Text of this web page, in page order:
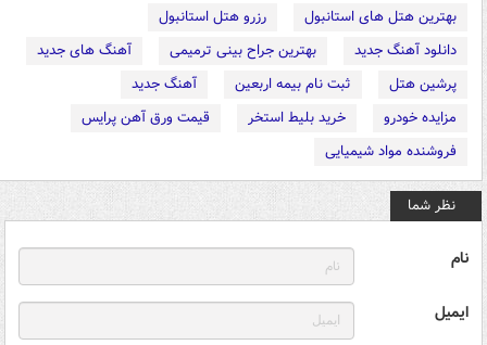
بهترین هتل های استانبول
رزرو هتل استانبول
دانلود آهنگ جدید
بهترین جراح بینی ترمیمی
آهنگ های جدید
پرشین هتل
ثبت نام بیمه اربعین
آهنگ جدید
مزایده خودرو
خرید بلیط استخر
قیمت ورق آهن پرایس
فروشنده مواد شیمیایی
نظر شما
نام
ایمیل